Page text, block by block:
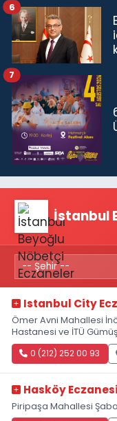
6
7
İstanbul
Istanbul City
Ömer Avni Mahallesi
Hastanesi ve İTÜ
0 (212) 252 00 93
Hasköy Eczanesi
Piripaşa Mahallesi